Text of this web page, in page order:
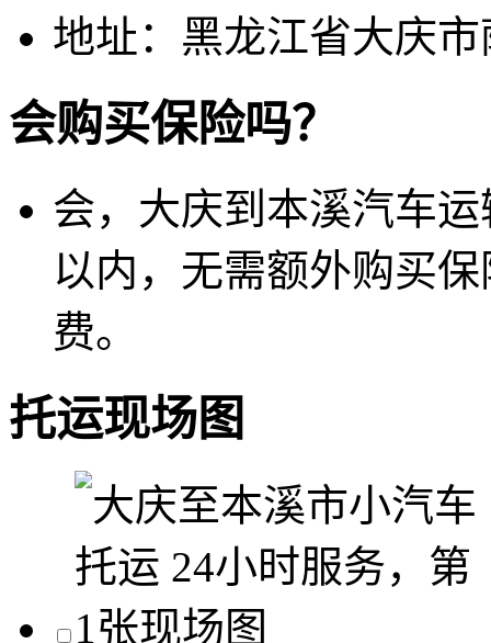
地址：黑龙江省大庆
会购买保险吗？
会，大庆到本溪汽车
以内，无需额外购买
费。
托运现场图